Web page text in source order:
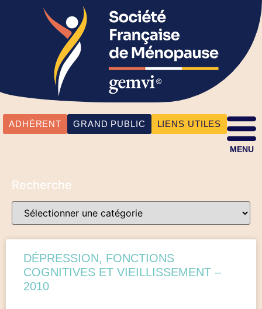
ADHÉRENT GRAND PUBLIC LIENS UTILES
MENU
Recherche
DÉPRESSION, FONCTIONS
COGNITIVES ET VIEILLISSEMENT –
2010